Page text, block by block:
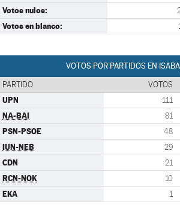
Votos nulos:
Votos en blanco:
VOTOS POR PARTIDOS EN
PARTIDO VOTOS
UPN 111
NA-BAI 81
PSN-PSOE 48
IUN-NEB 29
CDN 21
RCN-NOK 10
EKA 1